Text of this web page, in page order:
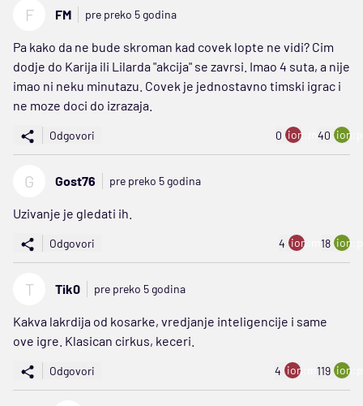
F FM pre preko 5 godina
Pa kako da ne bude skroman kad covek lopte ne vidi? Cim
dodje do Karija ili Lilarda "akcija" se zavrsi. Imao 4 suta, a nije
imao ni neku minutazu. Covek je jednostavno timski igrac i
ne moze doci do izrazaja.
Odgovori 0 ion:minus
40
G Gost76 pre preko 5 godina
Uzivanje je gledati ih.
Odgovori 4 ion:minus
18
T Tik0 pre preko 5 godina
Kakva lakrdija od kosarke, vredjanje inteligencije i same
ove igre. Klasican cirkus, keceri.
Odgovori 4 ion:minus
119